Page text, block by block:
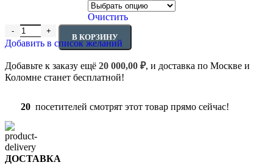
Очистить
Количество товара DECORAZZA Lucente Декоративная
В КОРЗИНУ
Добавить в список желаний
Добавьте к заказу ещё 20 000,00 ₽, и доставка по Москве и
Коломне станет бесплатной!
20 посетителей смотрят этот товар прямо сейчас!
ДОСТАВКА